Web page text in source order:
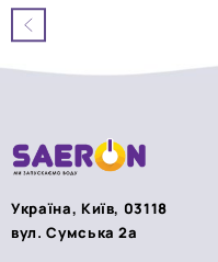
з
5
Україна, Київ, 03118
вул. Сумська 2а